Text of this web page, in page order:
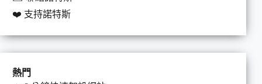
❤️ 支持諾特斯
熱門